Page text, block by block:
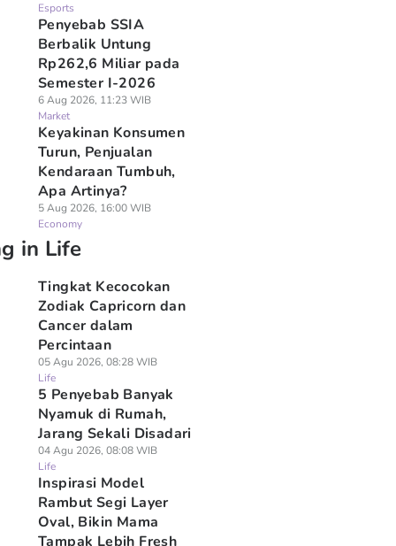
Esports
Penyebab SSIA
Berbalik Untung
Rp262,6 Miliar pada
Semester I-2026
6 Aug 2026, 11:23 WIB
Market
Keyakinan Konsumen
Turun, Penjualan
Kendaraan Tumbuh,
Apa Artinya?
5 Aug 2026, 16:00 WIB
Economy
in Life
Tingkat Kecocokan
Zodiak Capricorn dan
Cancer dalam
Percintaan
05 Agu 2026, 08:28 WIB
Life
5 Penyebab Banyak
Nyamuk di Rumah,
Jarang Sekali Disadari
04 Agu 2026, 08:08 WIB
Life
Inspirasi Model
Rambut Segi Layer
Oval, Bikin Mama
Tampak Lebih Fresh